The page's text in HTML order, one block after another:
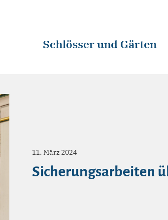
Schlösser und Gärten
11. März 2024
Sicherungsarbeiten